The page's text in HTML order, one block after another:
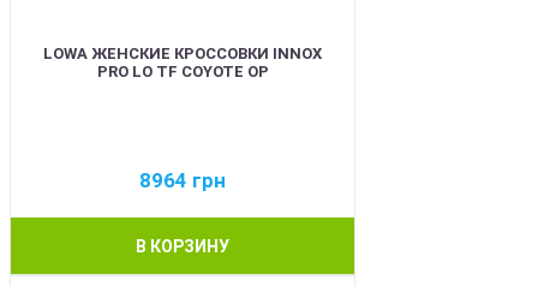
LOWA ЖЕНСКИЕ КРОССОВКИ INNOX
PRO LO TF COYOTE OP
8964 грн
В КОРЗИНУ